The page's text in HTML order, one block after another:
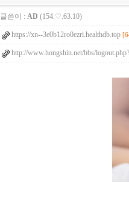
글쓴이 : AD (154.♡.63.10)
https://xn--3e0b12ro0ezri.healthdb.top
http://www.hongshin.net/bbs/